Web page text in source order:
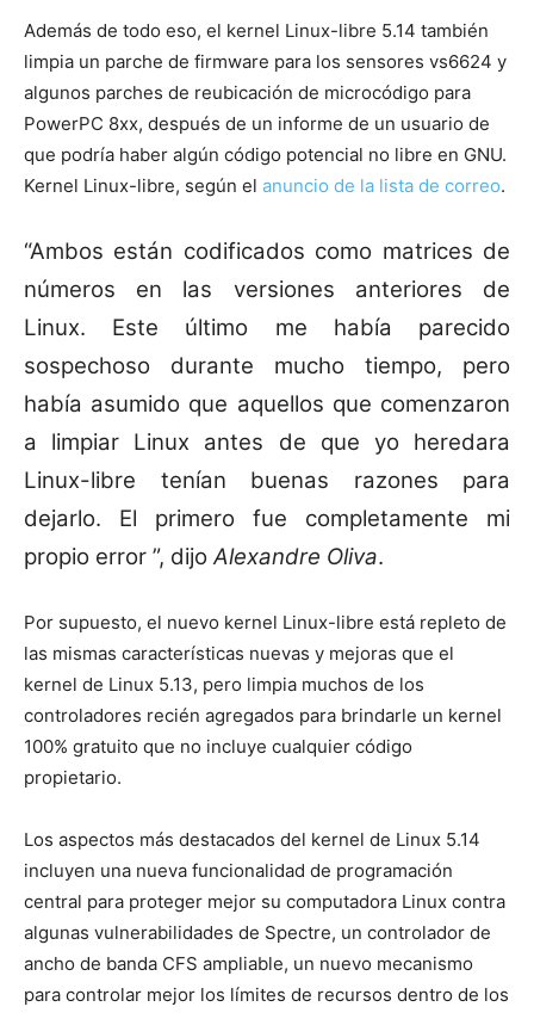
Además de todo eso, el kernel Linux-libre 5.14 también
limpia un parche de firmware para los sensores vs6624 y
algunos parches de reubicación de microcódigo para
PowerPC 8xx, después de un informe de un usuario de
que podría haber algún código potencial no libre en GNU.
Kernel Linux-libre, según el anuncio de la lista de correo.
“Ambos están codificados como matrices de
números en las versiones anteriores de
Linux. Este último me había parecido
sospechoso durante mucho tiempo, pero
había asumido que aquellos que comenzaron
a limpiar Linux antes de que yo heredara
Linux-libre tenían buenas razones para
dejarlo. El primero fue completamente mi
propio error ”, dijoAlexandre Oliva.
Por supuesto, el nuevo kernel Linux-libre está repleto de
las mismas características nuevas y mejoras que el
kernel de Linux 5.13, pero limpia muchos de los
controladores recién agregados para brindarle un kernel
100% gratuito que no incluye cualquier código
propietario.
Los aspectos más destacados del kernel de Linux 5.14
incluyen una nueva funcionalidad de programación
central para proteger mejor su computadora Linux contra
algunas vulnerabilidades de Spectre, un controlador de
ancho de banda CFS ampliable, un nuevo mecanismo
para controlar mejor los límites de recursos dentro de los